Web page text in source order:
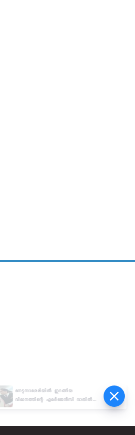
നെടുമ്പാശേരിയിൽ ഇറങ്ങിയ
വിമാനത്തിന്റെ എമർജെൻസി വാതിൽ